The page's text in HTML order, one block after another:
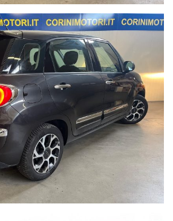
con eventuale possibilità di
ferroviaria di Treviglio (Bg).
o ROTTAMAZIONIdi veicoli usati;
più precisa possibile del Vostro
colore, mese ed anno di prima
percorsi, accessori principali,
manutenzioni documentabili,
della vettura evidenziando eventuali
foto da inviare via e-mail o
indicato.